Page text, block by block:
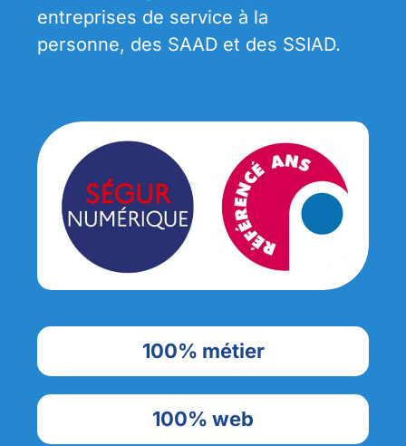
entreprises de service à la
personne, des SAAD et des SSIAD.
100% métier
100% web